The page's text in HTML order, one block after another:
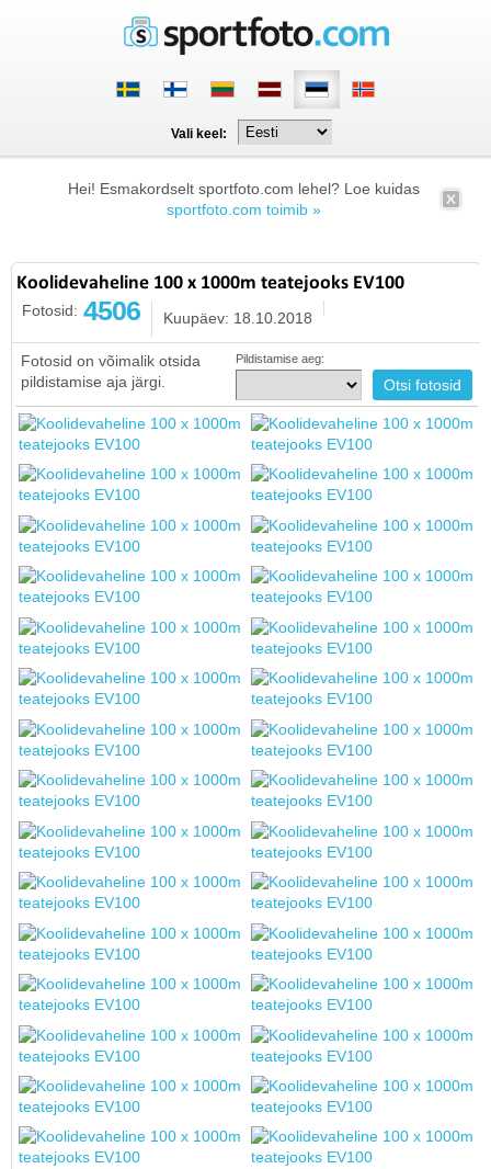
Vali keel:
Hei! Esmakordselt sportfoto.com lehel? Loe kuidas
sportfoto.com toimib »
Koolidevaheline 100 x 1000m teatejooks EV100
Fotosid: 4506 Kuupäev: 18.10.2018
Fotosid on võimalik otsida
pildistamise aja järgi.
Pildistamise aeg: